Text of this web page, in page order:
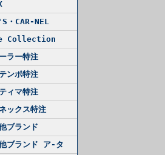
・CAR-NEL
Collection
ラー特注
ンポ特注
ィマ特注
ックス特注
ブランド
ブランド ア-タ